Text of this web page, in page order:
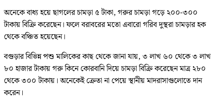
অনেকে বাধ্য হয়ে ছাগলের চামড়া ৫ টাকা, গরুর চামড়া গড়ে ২০০-৩০০
টাকায় বিক্রি করেছেন। ফলে বরাবরের মতো এবারো গরিব দুস্থরা চামড়ার হক
থেকে বঞ্চিত হয়েছেন।
বগুড়ার বিভিন্ন পশু মালিকের কাছ থেকে জানা যায়, ৩ লাখ ৬০ থেকে ৩ লাখ
৮০ হাজার টাকায় গরু কিনে কোরবানি দিয়ে চামড়া বিক্রি করেছেন মাত্র ২৮০
থেকে ৩০০ টাকায়। অনেকেই ক্রেতা না পেয়ে স্থানীয় মাদরাসাগুলোতে দান
করেন।